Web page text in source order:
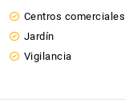
Centros comerciales
Jardín
Vigilancia